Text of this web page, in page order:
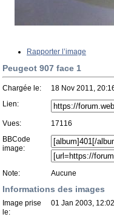
Rapporter l’image
Peugeot 907 face 1
Chargée le:
18 Nov 2011,
Lien:
Vues:
17116
BBCode
image:
Note: Aucune
Informations des images
Image prise
le:
01 Jan 2003, 12:02